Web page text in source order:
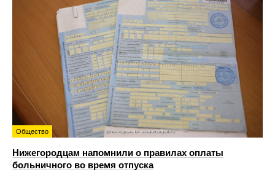
Общество
Нижегородцам напомнили о правилах оплаты
больничного во время отпуска